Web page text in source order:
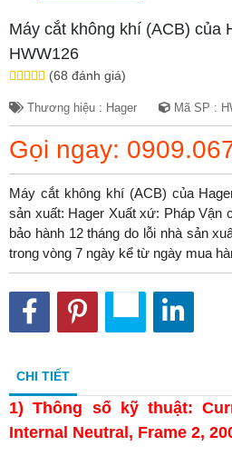
Máy cắt không khí (ACB) của
HWW126
(68 đánh giá)
Thương hiệu : Hager Mã SP :
Gọi ngay:
Máy cắt không khí (ACB) của
sản xuất: Hager Xuất xứ: Pháp Vận
bảo hành 12 tháng do lỗi nhà sản
trong vòng 7 ngày kể từ ngày mua
CHI TIẾT
1)Thông số kỹ thuật:
Internal Neutral, Frame 2,